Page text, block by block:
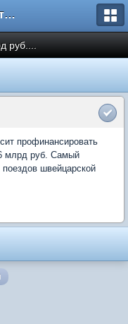
Форум Новостройки
руб....
профинансировать
млрд руб. Самый
швейцарской